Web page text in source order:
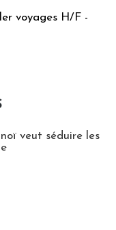
voyages H/F -
veut séduire les